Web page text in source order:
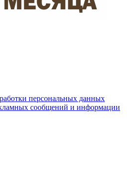
персональных данных
сообщений и информации